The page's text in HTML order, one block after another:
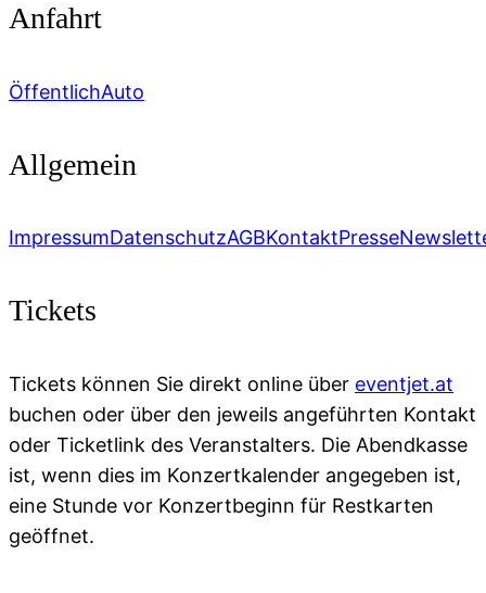
Anfahrt
ÖffentlichAuto
Allgemein
ImpressumDatenschutzAGBKontaktPresse
Tickets
Tickets können Sie direkt online über eventjet.at
buchen oder über den jeweils angeführten Kontakt
oder Ticketlink des Veranstalters. Die Abendkasse
ist, wenn dies im Konzertkalender angegeben ist,
eine Stunde vor Konzertbeginn für Restkarten
geöffnet.